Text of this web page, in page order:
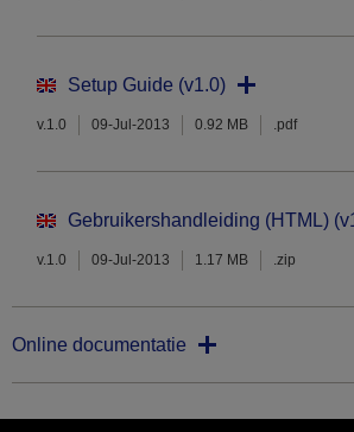
Setup Guide (v1.0)
v.1.0 09-Jul-2013 0.92 MB .pdf
Gebruikershandleiding (HTML)
v.1.0 09-Jul-2013 1.17 MB .zip
Online documentatie